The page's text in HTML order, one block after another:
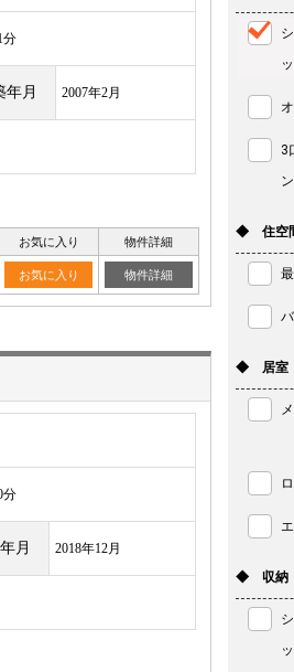
年月 2007年2月
お気に入り 物件詳細
お気に入り 物件詳細
月 2018年12月
3
◆ 住空
◆ 居室
◆ 収納